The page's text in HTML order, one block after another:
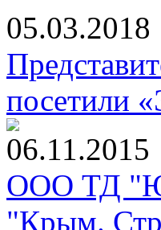
05.03.2018
посетили
06.11.2015
ООО ТД
"Крым.